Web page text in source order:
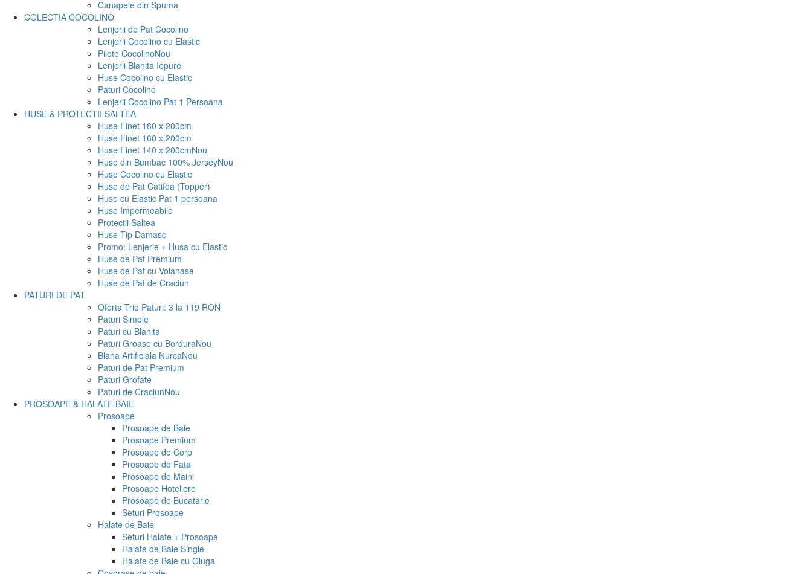
Canapele din Spuma
COLECTIA COCOLINO
Lenjerii de Pat Cocolino
Lenjerii Cocolino cu Elastic
Pilote CocolinoNou
Lenjerii Blanita Iepure
Huse Cocolino cu Elastic
Paturi Cocolino
Lenjerii Cocolino Pat 1 Persoana
HUSE & PROTECTII SALTEA
Huse Finet 180 x 200cm
Huse Finet 160 x 200cm
Huse Finet 140 x 200cmNou
Huse din Bumbac 100% JerseyNou
Huse Cocolino cu Elastic
Huse de Pat Catifea (Topper)
Huse cu Elastic Pat 1 persoana
Huse Impermeabile
Protectii Saltea
Huse Tip Damasc
Promo: Lenjerie + Husa cu Elastic
Huse de Pat Premium
Huse de Pat cu Volanase
Huse de Pat de Craciun
PATURI DE PAT
Oferta Trio Paturi: 3 la 119 RON
Paturi Simple
Paturi cu Blanita
Paturi Groase cu BorduraNou
Blana Artificiala NurcaNou
Paturi de Pat Premium
Paturi Grofate
Paturi de CraciunNou
PROSOAPE & HALATE BAIE
Prosoape
Prosoape de Baie
Prosoape Premium
Prosoape de Corp
Prosoape de Fata
Prosoape de Maini
Prosoape Hoteliere
Prosoape de Bucatarie
Seturi Prosoape
Halate de Baie
Seturi Halate + Prosoape
Halate de Baie Single
Halate de Baie cu Gluga